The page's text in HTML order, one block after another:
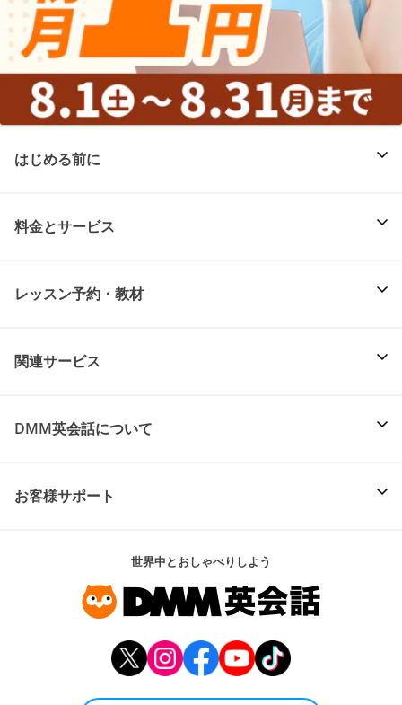
はじめる前に
料金とサービス
レッスン予約・教材
関連サービス
DMM英会話について
お客様サポート
世界中とおしゃべりしよう